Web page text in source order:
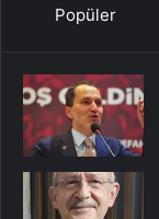
Popüler